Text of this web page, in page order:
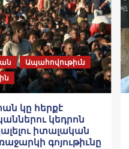
Ապահովութիւն
կը հերքէ
կեդրոն
իտալական
գոյութիւնը